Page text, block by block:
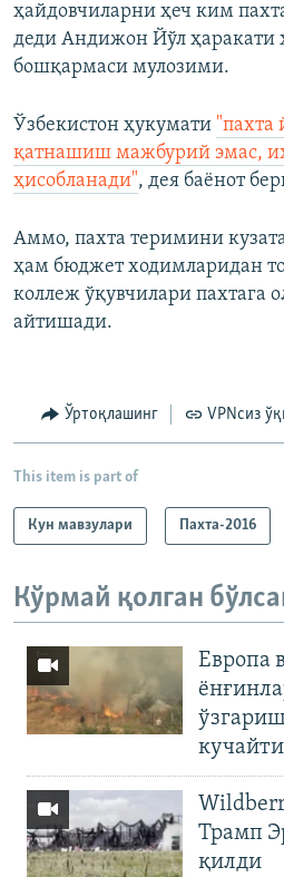
ҳайдовчиларни ҳеч ким
деди Андижон Йўл ҳаракати
бошқармаси мулозими.
Ўзбекистон ҳукумати
қатнашиш мажбурий эмас,
ҳисобланади", дея баёнот
Аммо, пахта теримини
ҳам бюджет ходимларидан
коллеж ўқувчилари пахтага
айтишади.
Ўртоқлашинг VPNсиз
This item is part of
Кун мавзулари Пахта-2016
Кўрмай қолган
Европа
Трамп
қилди